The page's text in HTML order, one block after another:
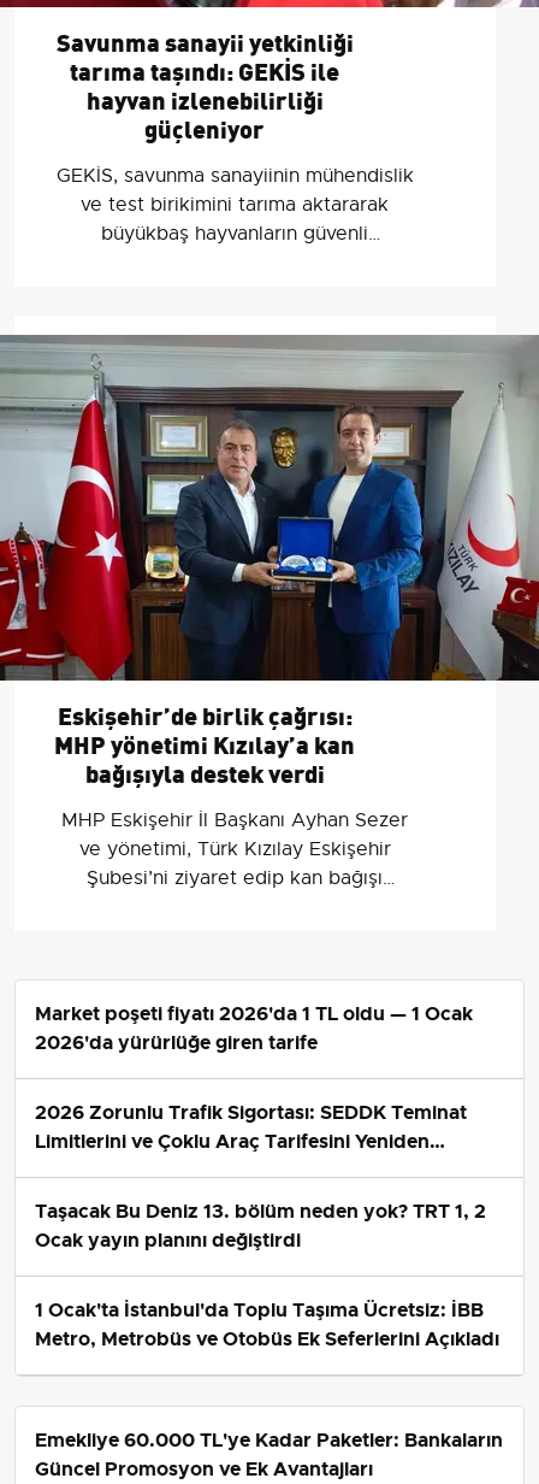
Savunma sanayii yetkinliği
tarıma taşındı: GEKİS ile
hayvan izlenebilirliği
güçleniyor
GEKİS, savunma sanayiinin mühendislik
ve test birikimini tarıma aktararak
büyükbaş hayvanların güvenli
Eskişehir’de birlik çağrısı:
MHP yönetimi Kızılay’a kan
bağışıyla destek verdi
MHP Eskişehir İl Başkanı Ayhan Sezer
ve yönetimi, Türk Kızılay Eskişehir
Şubesi’ni ziyaret edip kan bağışı
Market poşeti fiyatı 2026'da 1 TL oldu — 1 Ocak
2026'da yürürlüğe giren tarife
2026 Zorunlu Trafik Sigortası: SEDDK Teminat
Limitlerini ve Çoklu Araç Tarifesini Yeniden
Taşacak Bu Deniz 13. bölüm neden yok? TRT 1, 2
Ocak yayın planını değiştirdi
1 Ocak'ta İstanbul'da Toplu Taşıma Ücretsiz: İBB
Metro, Metrobüs ve Otobüs Ek Seferlerini Açıkladı
Emekliye 60.000 TL'ye Kadar Paketler: Bankaların
Güncel Promosyon ve Ek Avantajları